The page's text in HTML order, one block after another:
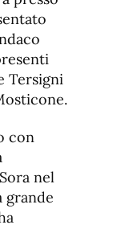
Tersigni
con
nel
grande